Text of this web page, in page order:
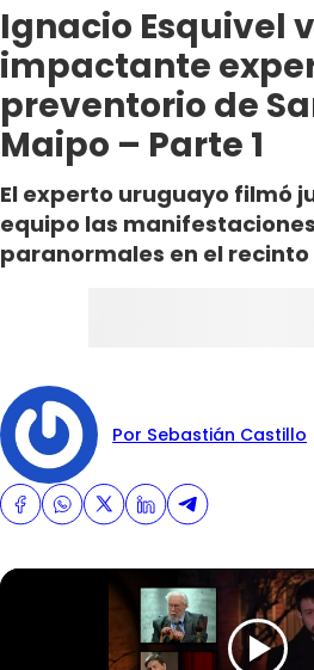
Ignacio Esquivel
impactante
preventorio de
Maipo – Parte 1
El experto uruguayo filmó
equipo las
paranormales en el
Por Sebastián Castillo
El Tiempo
Sabingo
Todos Los Programas